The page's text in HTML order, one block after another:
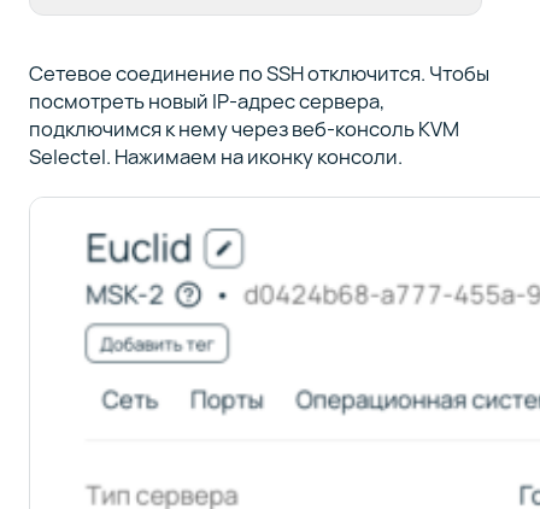
Сетевое соединение по SSH отключится. Чтобы
посмотреть новый IP-адрес сервера,
подключимся к нему через веб-консоль KVM
Selectel. Нажимаем на иконку консоли.